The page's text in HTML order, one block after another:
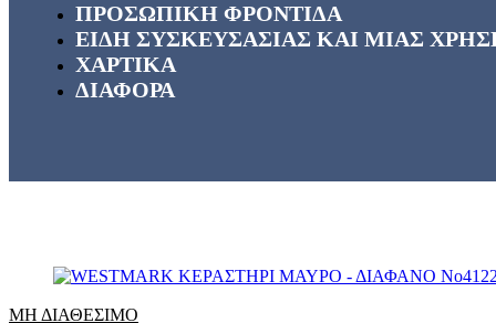
ΠΡΟΣΩΠΙΚΗ ΦΡΟΝΤΙΔΑ
ΕΙΔΗ ΣΥΣΚΕΥΣΑΣΙΑΣ ΚΑΙ ΜΙΑΣ
ΧΑΡΤΙΚΑ
ΔΙΑΦΟΡΑ
ΜΗ ΔΙΑΘΕΣΙΜΟ